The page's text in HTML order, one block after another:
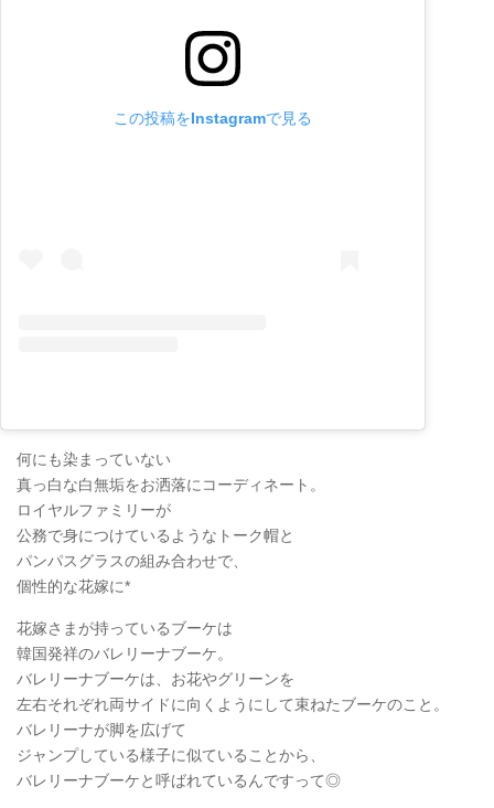
この投稿をInstagramで見る
何にも染まっていない
真っ白な白無垢をお洒落にコーディネート。
ロイヤルファミリーが
公務で身につけているようなトーク帽と
パンパスグラスの組み合わせで、
個性的な花嫁に*
花嫁さまが持っているブーケは
韓国発祥のバレリーナブーケ。
バレリーナブーケは、お花やグリーンを
左右それぞれ両サイドに向くようにして束ねたブーケのこと。
バレリーナが脚を広げて
ジャンプしている様子に似ていることから、
バレリーナブーケと呼ばれているんですって◎